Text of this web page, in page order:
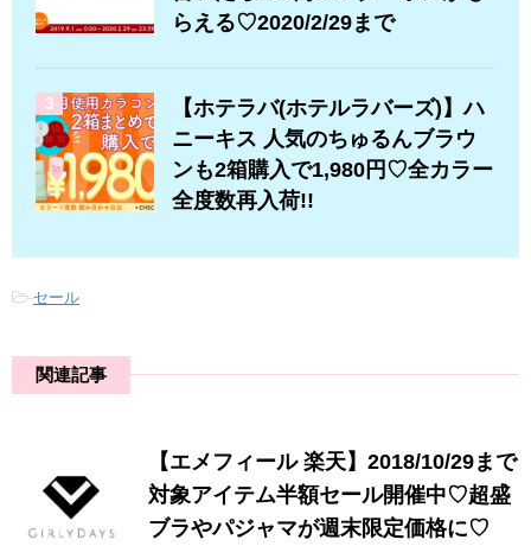
らえる♡2020/2/29まで
3
【ホテラバ(ホテルラバーズ)】ハ
ニーキス 人気のちゅるんブラウ
ンも2箱購入で1,980円♡全カラー
全度数再入荷!!
-セール
関連記事
【エメフィール 楽天】2018/10/29まで
対象アイテム半額セール開催中♡超盛
ブラやパジャマが週末限定価格に♡